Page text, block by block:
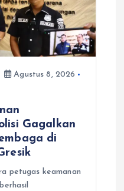
Agustus 8, 2026
Gagalkan
di
petugas keamanan